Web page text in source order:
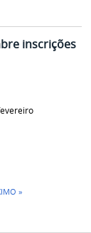
inscrições
»